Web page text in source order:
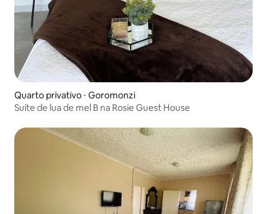
Quarto privativo ⋅ Goromonzi
Suíte de lua de mel B na Rosie Guest House